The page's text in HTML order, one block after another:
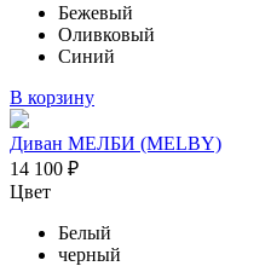
Бежевый
Оливковый
Синий
В корзину
Диван МЕЛБИ (MELBY)
14 100 ₽
Цвет
Белый
черный